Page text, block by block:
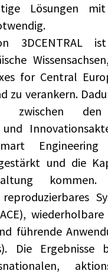
Lösungen mit
3DCENTRAL
for Central
zu verankern.
zwischen
und
und die
kommen.
wiederholbare
führende
Die Ergebnisse